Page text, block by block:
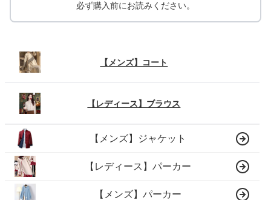
必ず購入前にお読みください。
【メンズ】コート
【レディース】ブラウス
【メンズ】ジャケット
【レディース】パーカー
【メンズ】パーカー